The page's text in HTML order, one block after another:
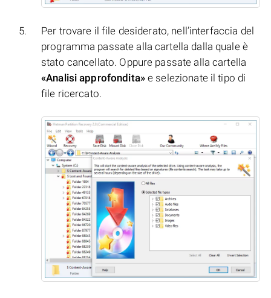
Per trovare il file desiderato, nell’interfaccia del
programma passate alla cartella dalla quale è
stato cancellato. Oppure passate alla cartella
«Analisi approfondita»e selezionate il tipo di
file ricercato.